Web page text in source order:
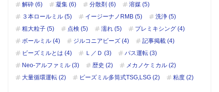
解砕 (6)
凝集 (6) 分散剤 (6)
溶媒 (5)
３本ロールミル (5)
イージーナノRMB (5)
洗浄 (5)
粗大粒子 (5)
点検 (5) 濡れ (5)
プレミキシング (4)
ボールミル (4)
ジルコニアビーズ (4)
記事掲載 (4)
ビーズミルとは (4)
Ｌ／Ｄ (3)
パス運転 (3)
Neo-アルファミル (3)
歴史 (2)
メカノケミカル (2)
大量循環運転 (2)
ビーズミル多筒式TSG,LSG (2) 粘度 (2)